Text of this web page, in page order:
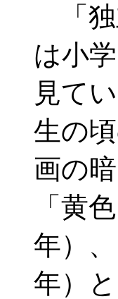
「独
は小
見て
生の
画の
「黄
年）
年）